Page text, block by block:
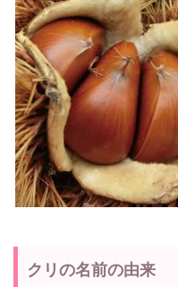
クリの名前の由来